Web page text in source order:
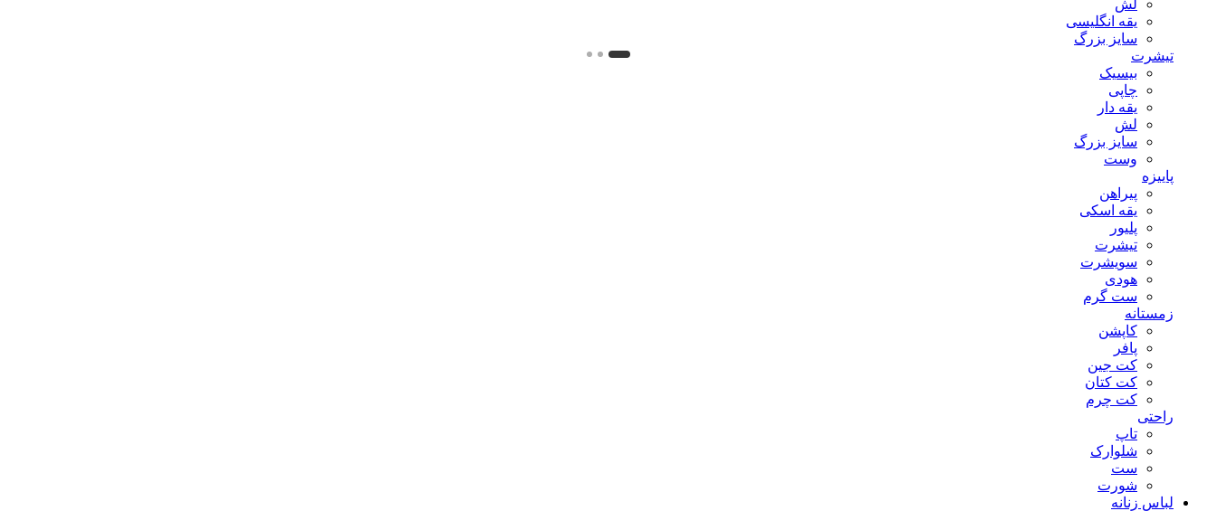
لش
یقه انگلیسی
سایز بزرگ
تیشرت
بیسیک
چاپی
یقه دار
لش
سایز بزرگ
وست
پاییزه
پیراهن
یقه اسکی
پلیور
تیشرت
سویشرت
هودی
ست گرم
زمستانه
کاپشن
پافر
کت جین
کت کتان
کت چرم
راحتی
تاپ
شلوارک
ست
شورت
لباس زنانه